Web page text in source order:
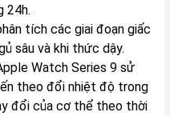
24h.
tích các giai đoạn giấc
sâu và khi thức dậy.
Watch Series 9 sử
theo đổi nhiệt độ trong
đổi của cơ thể theo thời